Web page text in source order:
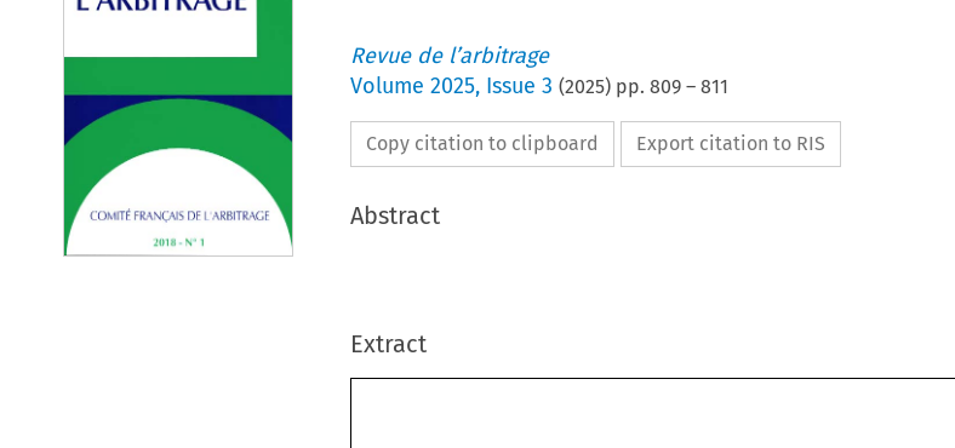
Revue de l’arbitrage
Volume 2025, Issue 3 (2025) pp. 809– 811
Copy citation to clipboard Export citation to RIS
Abstract
Extract